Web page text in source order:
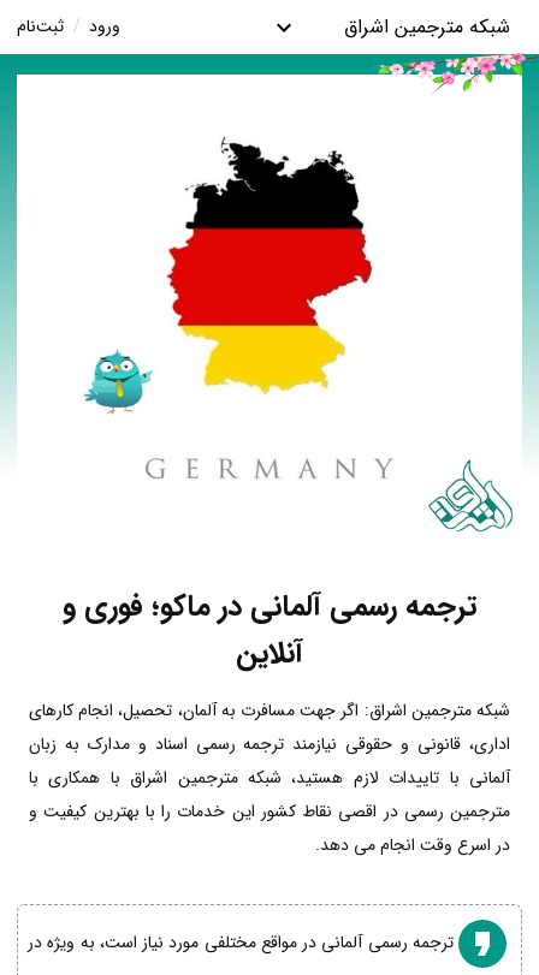
شبکه مترجمین اشراق ورود / ثبت‌نام
ترجمه رسمی آلمانی در ماکو؛ فوری و
آنلاین
شبکه مترجمین اشراق: اگر جهت مسافرت به آلمان، تحصیل، انجام کارهای
اداری، قانونی و حقوقی نیازمند ترجمه رسمی اسناد و مدارک به زبان
آلمانی با تاییدات لازم هستید، شبکه مترجمین اشراق با همکاری با
مترجمین رسمی در اقصی نقاط کشور این خدمات را با بهترین کیفیت و
در اسرع وقت انجام می دهد.
ترجمه رسمی آلمانی در مواقع مختلفی مورد نیاز است، به ویژه در